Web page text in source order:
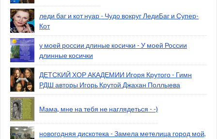
леди баг и кот нуар - Чудо вокруг ЛедиБаг и Супер-
Кот
у моей россии длиные косички - У моей России
длинные косички
ДЕТСКИЙ ХОР АКАДЕМИИ Игоря Крутого - Гимн
РДШ авторы Игорь Крутой Джахан Поллыева
Мама, мне на тебя не наглядеться - -)
новогодняя дискотека - Замела метелица город мой,